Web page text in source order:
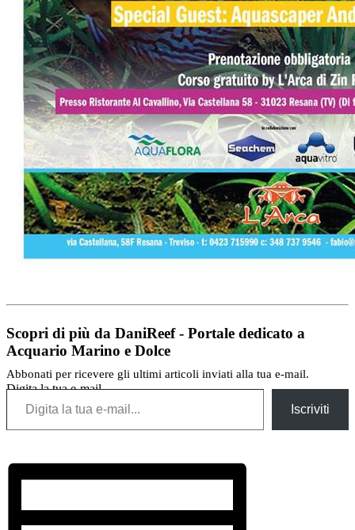
Scopri di più da DaniReef - Portale dedicato a
Acquario Marino e Dolce
Abbonati per ricevere gli ultimi articoli inviati alla tua e-mail.
Digita la tua e-mail...
Iscriviti